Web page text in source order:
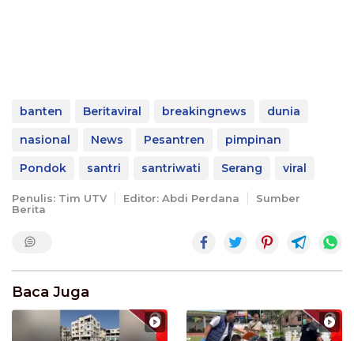
banten Beritaviral breakingnews
dunia
nasional
News Pesantren
pimpinan
Pondok
santri santriwati Serang viral
Penulis: Tim UTV Editor: Abdi Perdana
Sumber
Berita
Baca Juga